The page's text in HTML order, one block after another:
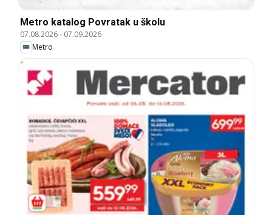
Metro katalog Povratak u školu
07.08.2026- 07.09.2026
Metro